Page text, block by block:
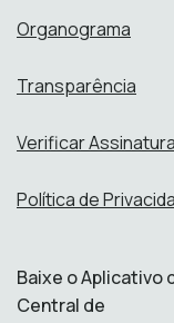
Organograma
Transparência
Verificar Assinatura
Política de
Baixe o Aplicativo
Central de